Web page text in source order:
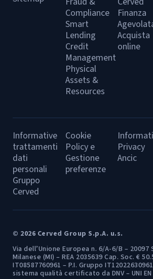
Compliance
Smart
Lending
Credit
Management
Physical
Assets &
Resources
Finanza
Acquista
online
Informative
trattamenti
dati
personali
Gruppo
Cerved
Cookie
Policy e
Gestione
preferenze
Privacy
Ancic
© 2026 Cerved Group S.p.A. u.s.
Via dell’Unione Europea n. 6/A-6/B – 20097
Milanese (MI) – REA 2035639 Cap. Soc. €
IT08587760961 – P.I. Gruppo
sistema qualità certificato da DNV – UNI EN